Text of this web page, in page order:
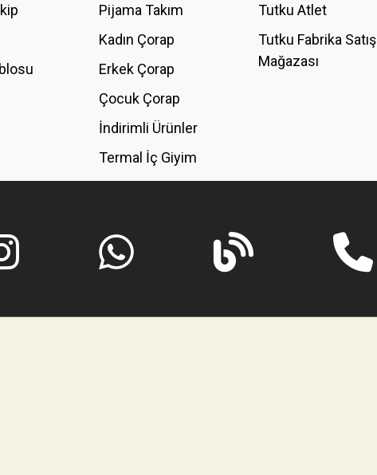
Pijama Takım
Kadın Çorap
Erkek Çorap
Çocuk Çorap
İndirimli Ürünler
Termal İç Giyim
Tutku Atlet
Tutku Fabrika Satış
Mağazası